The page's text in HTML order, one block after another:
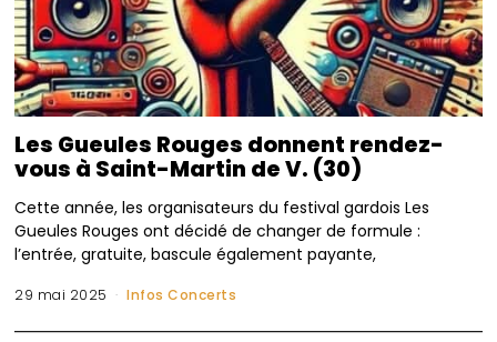
Les Gueules Rouges donnent rendez-
vous à Saint-Martin de V. (30)
Cette année, les organisateurs du festival gardois Les
Gueules Rouges ont décidé de changer de formule :
l’entrée, gratuite, bascule également payante,
29 mai 2025 Infos Concerts